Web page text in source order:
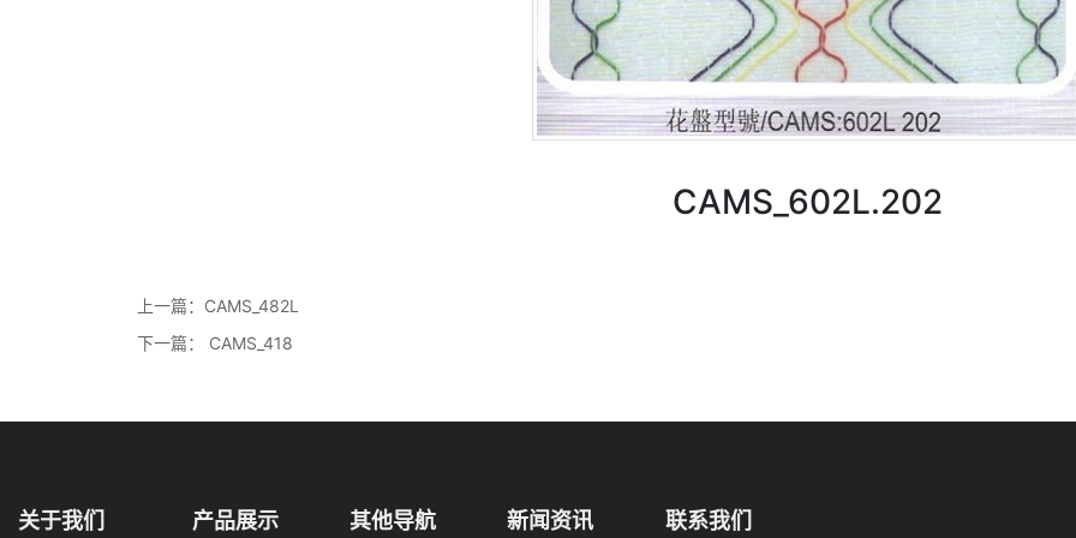
CAMS_602L.202
上一篇： CAMS_482L
下一篇：
CAMS_418
微信号：
点击复制微信号
关于我们 产品展示 其他导航 新闻资讯 联系我们